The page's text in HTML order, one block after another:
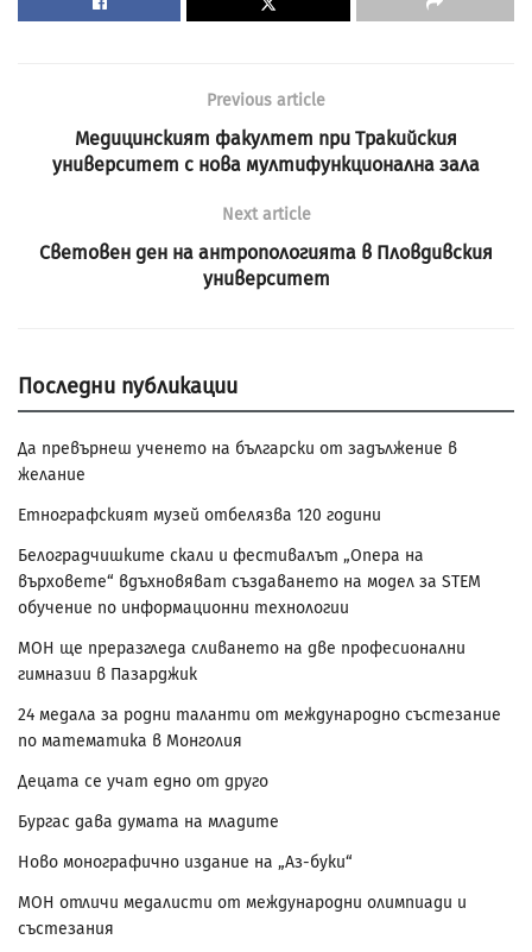
Previous article
Медицинският факултет при Тракийския
университет с нова мултифункционална зала
Next article
Световен ден на антропологията в Пловдивския
университет
Последни публикации
Да превърнеш ученето на български от задължение в
желание
Етнографският музей отбелязва 120 години
Белоградчишките скали и фестивалът „Опера на
върховете“ вдъхновяват създаването на модел за STEM
обучение по информационни технологии
МОН ще преразгледа сливането на две професионални
гимназии в Пазарджик
24 медала за родни таланти от международно състезание
по математика в Монголия
Децата се учат едно от друго
Бургас дава думата на младите
Ново монографично издание на „Аз-буки“
МОН отличи медалисти от международни олимпиади и
състезания